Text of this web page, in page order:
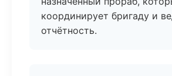
координирует бригаду и
отчётность.